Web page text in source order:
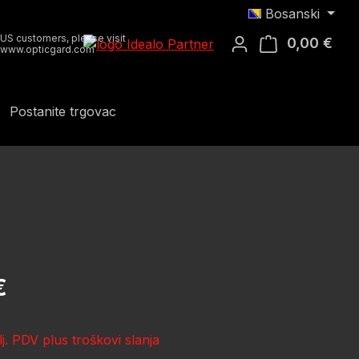
Bosanski
US customers, please visit
www.opticgard.com
0,00 €
Postanite trgovac
PDV plus troškovi slanja